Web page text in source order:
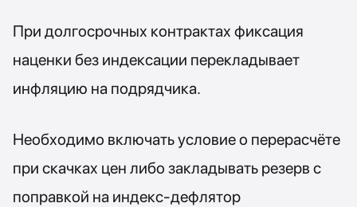
При долгосрочных контрактах фиксация
наценки без индексации перекладывает
инфляцию на подрядчика.
Необходимо включать условие о перерасчёте
при скачках цен либо закладывать резерв с
поправкой на индекс-дефлятор